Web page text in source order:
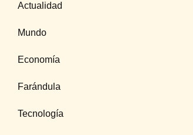
Actualidad
Mundo
Economía
Farándula
Tecnología